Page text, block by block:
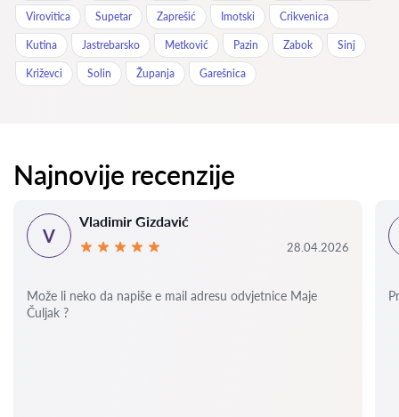
Virovitica Supetar Zaprešić Imotski Crikvenica
Kutina Jastrebarsko Metković Pazin Zabok Sinj
Križevci Solin Županja Garešnica
Najnovije recenzije
V
Vladimir Gizdavić
28.04.2026
Može li neko da napiše e mail adresu odvjetnice Maje
Čuljak ?